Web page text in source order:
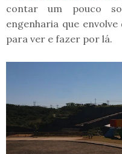
contar um pouco
engenharia que
para ver e fazer por lá.